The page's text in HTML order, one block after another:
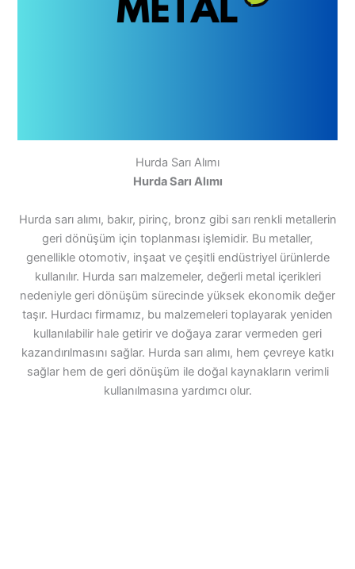
Hurda Sarı Alımı
Hurda Sarı Alımı
Hurda sarı alımı, bakır, pirinç, bronz gibi sarı renkli metallerin
geri dönüşüm için toplanması işlemidir. Bu metaller,
genellikle otomotiv, inşaat ve çeşitli endüstriyel ürünlerde
kullanılır. Hurda sarı malzemeler, değerli metal içerikleri
nedeniyle geri dönüşüm sürecinde yüksek ekonomik değer
taşır. Hurdacı firmamız, bu malzemeleri toplayarak yeniden
kullanılabilir hale getirir ve doğaya zarar vermeden geri
kazandırılmasını sağlar. Hurda sarı alımı, hem çevreye katkı
sağlar hem de geri dönüşüm ile doğal kaynakların verimli
kullanılmasına yardımcı olur.